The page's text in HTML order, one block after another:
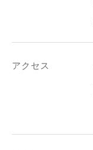
アクセス